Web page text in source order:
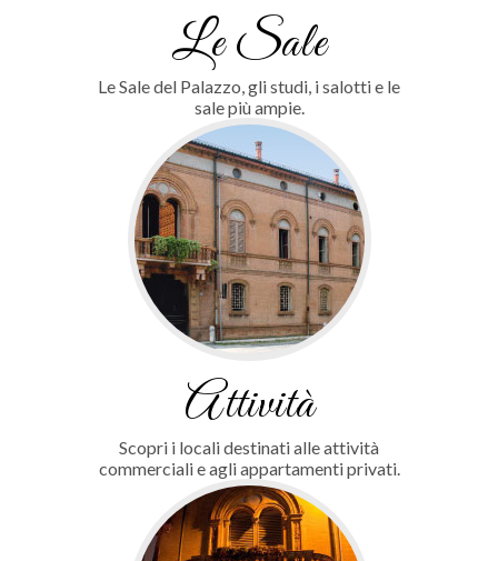
Le Sale
Le Sale del Palazzo, gli studi, i salotti e le
sale più ampie.
Attività
Scopri i locali destinati alle attività
commerciali e agli appartamenti privati.